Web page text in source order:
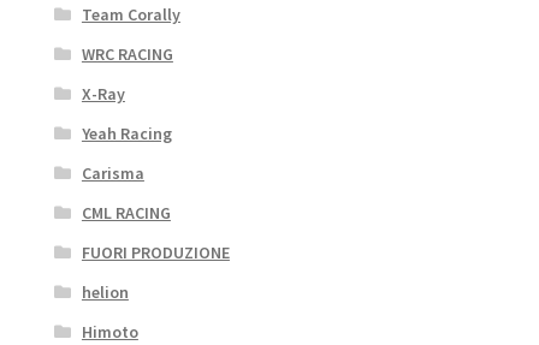
Team Corally
WRC RACING
X-Ray
Yeah Racing
Carisma
CML RACING
FUORI PRODUZIONE
helion
Himoto